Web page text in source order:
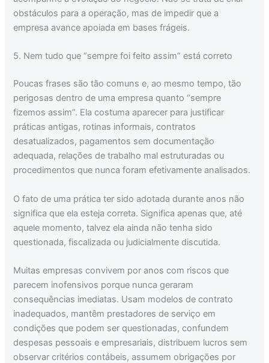
obstáculos para a operação, mas de impedir que a
empresa avance apoiada em bases frágeis.
5. Nem tudo que “sempre foi feito assim” está correto
Poucas frases são tão comuns e, ao mesmo tempo, tão
perigosas dentro de uma empresa quanto “sempre
fizemos assim”. Ela costuma aparecer para justificar
práticas antigas, rotinas informais, contratos
desatualizados, pagamentos sem documentação
adequada, relações de trabalho mal estruturadas ou
procedimentos que nunca foram efetivamente analisados.
O fato de uma prática ter sido adotada durante anos não
significa que ela esteja correta. Significa apenas que, até
aquele momento, talvez ela ainda não tenha sido
questionada, fiscalizada ou judicialmente discutida.
Muitas empresas convivem por anos com riscos que
parecem inofensivos porque nunca geraram
consequências imediatas. Usam modelos de contrato
inadequados, mantêm prestadores de serviço em
condições que podem ser questionadas, confundem
despesas pessoais e empresariais, distribuem lucros sem
observar critérios contábeis, assumem obrigações por